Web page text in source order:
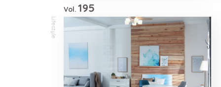
Lifestyle
Vol. 195